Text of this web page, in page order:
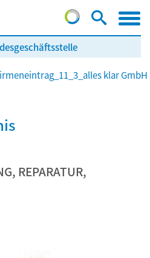
klar GmbH
REPARATUR,